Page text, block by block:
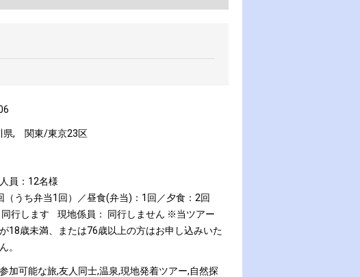
県, 関東/東京23区
員：12名様
（うち弁当1回）／昼食(弁当)：1回／夕食：2回
行します
現地係員： 同行しません ※当ツアー
18歳未満、または76歳以上の方はお申し込みいた
。
加可能な旅,友人同士,温泉,現地発着ツアー,自然探